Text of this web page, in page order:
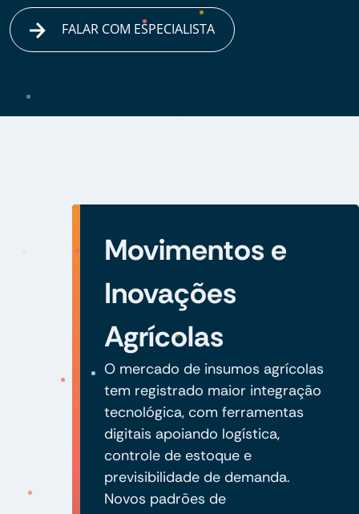
FALAR COM ESPECIALISTA
Movimentos e
Inovações
Agrícolas
O mercado de insumos agrícolas
tem registrado maior integração
tecnológica, com ferramentas
digitais apoiando logística,
controle de estoque e
previsibilidade de demanda.
Novos padrões de